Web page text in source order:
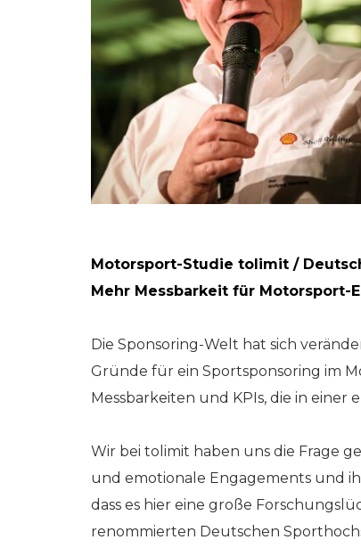
Motorsport-Studie tolimit /
Mehr Messbarkeit für
Die Sponsoring-Welt hat sich
Gründe für ein Sportsponsoring im
Messbarkeiten und KPIs, die in
Wir bei tolimit haben uns die Frage
und emotionale Engagements und
dass es hier eine große
renommierten Deutschen